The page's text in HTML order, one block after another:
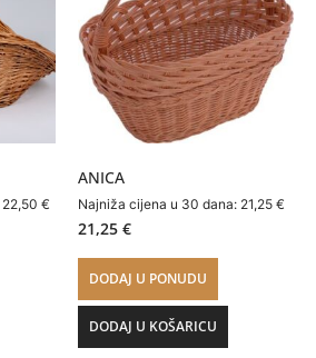
22,50 €
ANICA
Najniža cijena u 30 dana: 21,25 €
21,25 €
DODAJ U PONUDU
DODAJ U KOŠARICU